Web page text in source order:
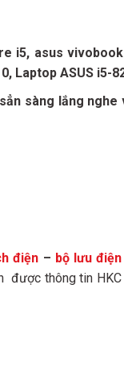
i5, asus
Laptop ASUS i5-
sàng lắng
điện – bộ lưu điện
được thông tin